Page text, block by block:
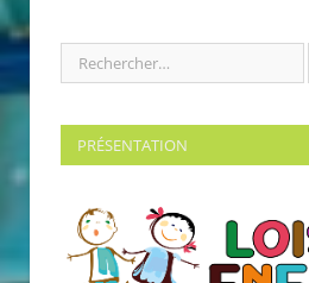
PRÉSENTATION